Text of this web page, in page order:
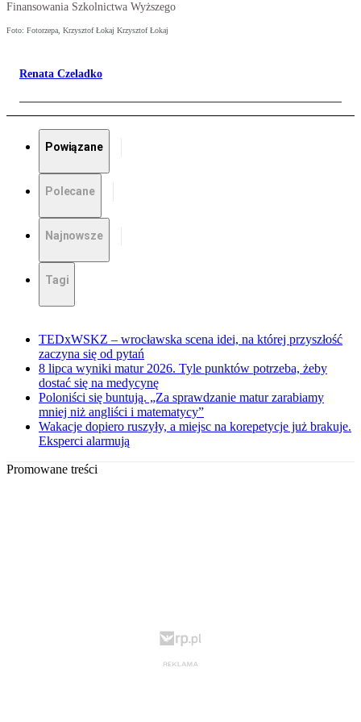
Finansowania Szkolnictwa Wyższego
Foto: Fotorzepa, Krzysztof Łokaj Krzysztof Łokaj
Renata Czeladko
Powiązane
Polecane
Najnowsze
Tagi
TEDxWSKZ – wrocławska scena idei, na której przyszłość
zaczyna się od pytań
8 lipca wyniki matur 2026. Tyle punktów potrzeba, żeby
dostać się na medycynę
Poloniści się buntują. „Za sprawdzanie matur zarabiamy
mniej niż angliści i matematycy”
Wakacje dopiero ruszyły, a miejsc na korepetycje już brakuje.
Eksperci alarmują
Promowane treści